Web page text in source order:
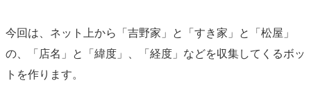
今回は、ネット上から「吉野家」と「すき家」と「松屋」
の、「店名」と「緯度」、「経度」などを収集してくるボッ
トを作ります。